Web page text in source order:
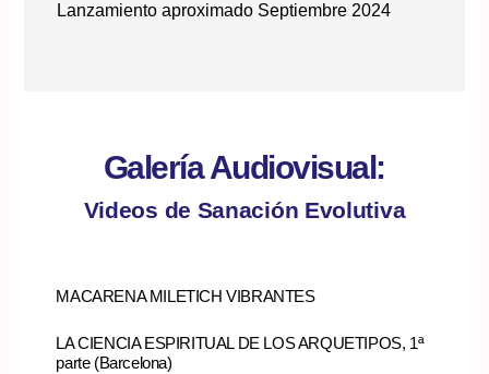
Lanzamiento aproximado Septiembre 2024
Galería Audiovisual:
Videos de Sanación Evolutiva
MACARENA MILETICH VIBRANTES
LA CIENCIA ESPIRITUAL DE LOS ARQUETIPOS, 1ª
parte (Barcelona)